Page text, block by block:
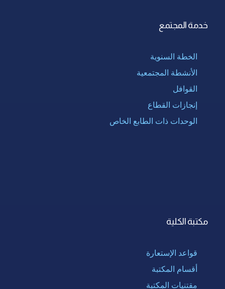
خدمة المجتمع
الخطة السنوية
الأنشطة المجتمعية
القوافل
إنجازات القطاع
الوحدات ذات الطابع الخاص
مكتبة الكلية
قواعد الإستعارة
أقسام المكتبة
مقتنيات المكتبة